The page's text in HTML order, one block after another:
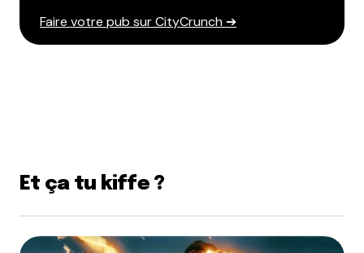
Faire votre pub sur CityCrunch ➔
Et ça tu kiffe ?